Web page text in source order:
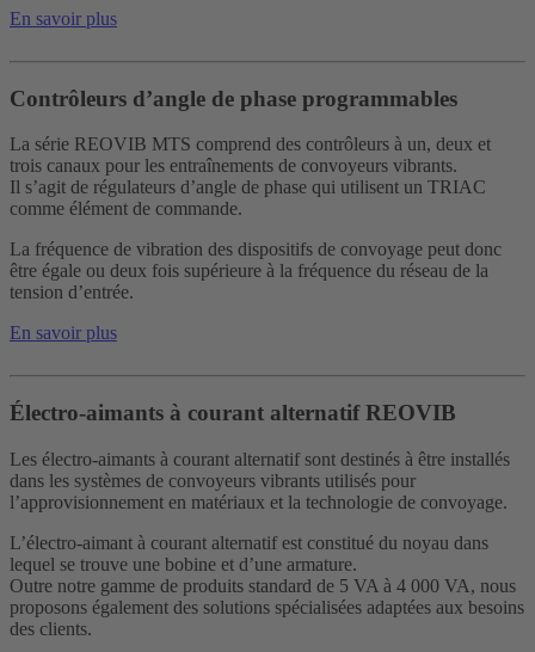
En savoir plus
Contrôleurs d’angle de phase programmables
La série REOVIB MTS comprend des contrôleurs à un, deux et
trois canaux pour les entraînements de convoyeurs vibrants.
Il s’agit de régulateurs d’angle de phase qui utilisent un TRIAC
comme élément de commande.
La fréquence de vibration des dispositifs de convoyage peut donc
être égale ou deux fois supérieure à la fréquence du réseau de la
tension d’entrée.
En savoir plus
Électro-aimants à courant alternatif REOVIB
Les électro-aimants à courant alternatif sont destinés à être installés
dans les systèmes de convoyeurs vibrants utilisés pour
l’approvisionnement en matériaux et la technologie de convoyage.
L’électro-aimant à courant alternatif est constitué du noyau dans
lequel se trouve une bobine et d’une armature.
Outre notre gamme de produits standard de 5 VA à 4 000 VA, nous
proposons également des solutions spécialisées adaptées aux besoins
des clients.